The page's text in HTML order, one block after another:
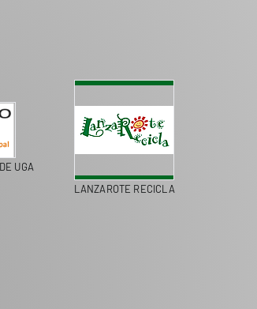
UGA
LANZAROTE RECICLA